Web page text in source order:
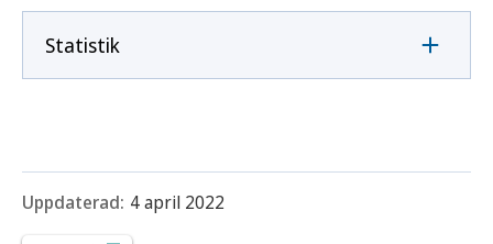
Statistik
Uppdaterad: 4 april 2022